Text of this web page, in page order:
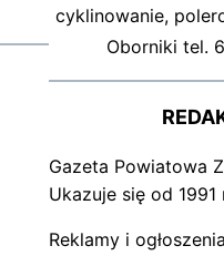
cyklinowanie,
Oborniki tel.
Gazeta Powiatowa
Ukazuje się od 1991
Reklamy i ogłoszenia